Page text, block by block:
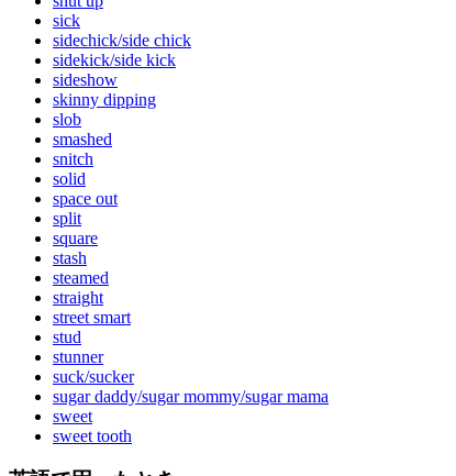
sick
sidechick/side chick
sidekick/side kick
sideshow
skinny dipping
slob
smashed
snitch
solid
space out
split
square
stash
steamed
straight
street smart
stud
stunner
suck/sucker
sugar daddy/sugar mommy/sugar mama
sweet
sweet tooth